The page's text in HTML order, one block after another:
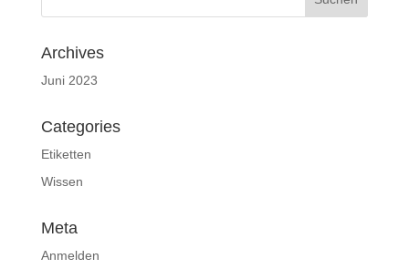
Archives
Juni 2023
Categories
Etiketten
Wissen
Meta
Anmelden